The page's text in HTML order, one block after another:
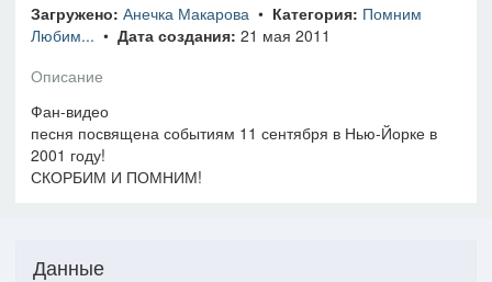
Загружено: Анечка Макарова • Категория: Помним
Любим... • Дата создания: 21 мая 2011
Описание
Фан-видео
песня посвящена событиям 11 сентября в Нью-Йорке в
2001 году!
СКОРБИМ И ПОМНИМ!
Данные